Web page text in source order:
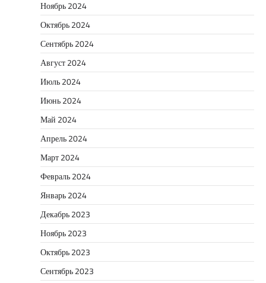
Ноябрь 2024
Октябрь 2024
Сентябрь 2024
Август 2024
Июль 2024
Июнь 2024
Май 2024
Апрель 2024
Март 2024
Февраль 2024
Январь 2024
Декабрь 2023
Ноябрь 2023
Октябрь 2023
Сентябрь 2023